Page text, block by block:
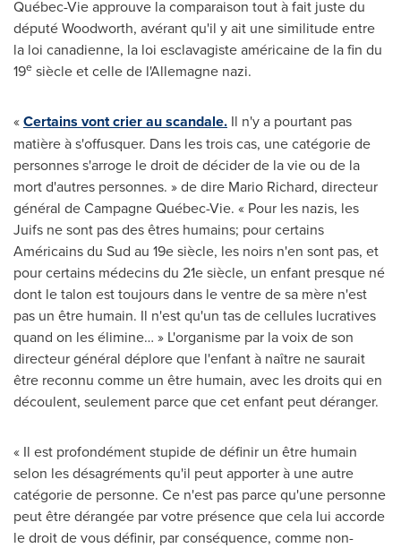
Québec-Vie approuve la comparaison tout à fait juste du
député Woodworth, avérant qu'il y ait une similitude entre
la loi canadienne, la loi esclavagiste américaine de la fin du
19e siècle et celle de l'Allemagne nazi.
«Certains vont crier au scandale. Il n'y a pourtant pas
matière à s'offusquer. Dans les trois cas, une catégorie de
personnes s'arroge le droit de décider de la vie ou de la
mort d'autres personnes. » de dire Mario Richard, directeur
général de Campagne Québec-Vie. « Pour les nazis, les
Juifs ne sont pas des êtres humains; pour certains
Américains du Sud au 19e siècle, les noirs n'en sont pas, et
pour certains médecins du 21e siècle, un enfant presque né
dont le talon est toujours dans le ventre de sa mère n'est
pas un être humain. Il n'est qu'un tas de cellules lucratives
quand on les élimine… » L'organisme par la voix de son
directeur général déplore que l'enfant à naître ne saurait
être reconnu comme un être humain, avec les droits qui en
découlent, seulement parce que cet enfant peut déranger.
« Il est profondément stupide de définir un être humain
selon les désagréments qu'il peut apporter à une autre
catégorie de personne. Ce n'est pas parce qu'une personne
peut être dérangée par votre présence que cela lui accorde
le droit de vous définir, par conséquence, comme non-